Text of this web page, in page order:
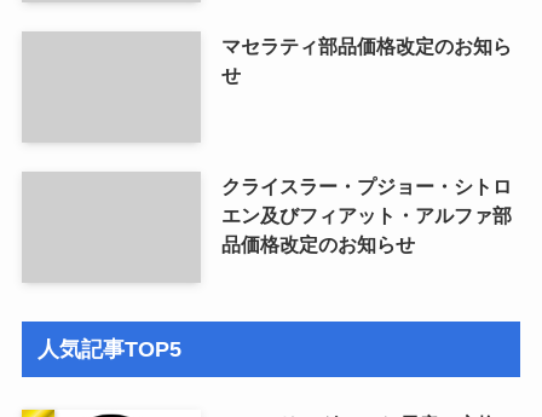
マセラティ部品価格改定のお知ら
せ
クライスラー・プジョー・シトロ
エン及びフィアット・アルファ部
品価格改定のお知らせ
人気記事TOP5